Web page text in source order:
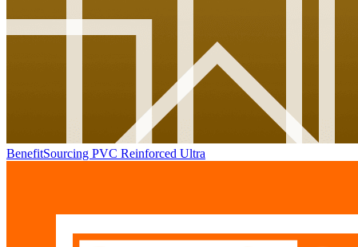
BenefitSourcing PVC Reinforced Ultra